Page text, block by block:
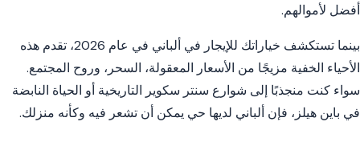
أفضل لأموالهم.
بينما تستكشف خياراتك للإيجار في ألباني في عام 2026، تقدم هذه
الأحياء الخفية مزيجًا من الأسعار المعقولة، السحر، وروح المجتمع.
سواء كنت منجذبًا إلى شوارع سنتر سكوير التاريخية أو الحياة النابضة
في باين هيلز، فإن ألباني لديها حي يمكن أن تشعر فيه وكأنه منزلك.